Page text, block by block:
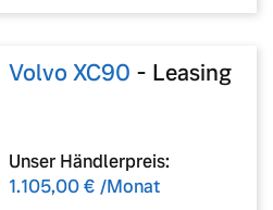
Volvo XC90 - Leasing
Unser Händlerpreis:
1.105,00 € /Monat